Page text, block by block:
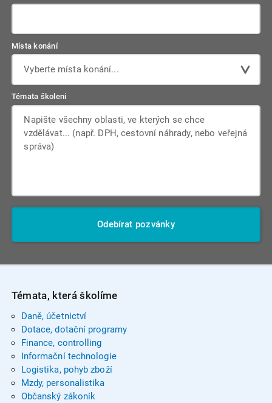
Místa konání
Vyberte místa konání...
Témata školení
Odebírat pozvánky
Témata, která školíme
Daně, účetnictví
Dotace, dotační programy
Finance, controlling
Informační technologie
Logistika, pohyb zboží
Mzdy, personalistika
Občanský zákoník